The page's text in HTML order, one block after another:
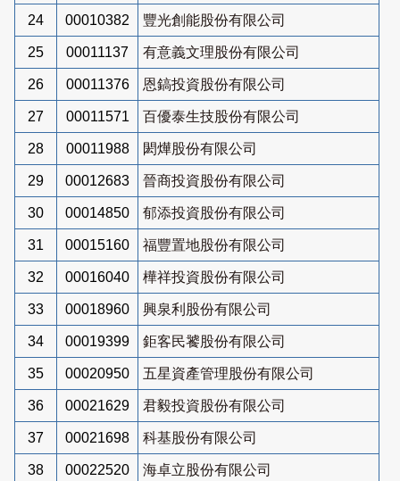
24 00010382 豐光創能股份有限公司
25 00011137 有意義文理股份有限公司
26 00011376 恩鎬投資股份有限公司
27 00011571 百優泰生技股份有限公司
28 00011988 閎燁股份有限公司
29 00012683 晉商投資股份有限公司
30 00014850 郁添投資股份有限公司
31 00015160 福豐置地股份有限公司
32 00016040 樺祥投資股份有限公司
33 00018960 興泉利股份有限公司
34 00019399 鉅客民饕股份有限公司
35 00020950 五星資產管理股份有限公司
36 00021629 君毅投資股份有限公司
37 00021698 科基股份有限公司
38 00022520 海卓立股份有限公司